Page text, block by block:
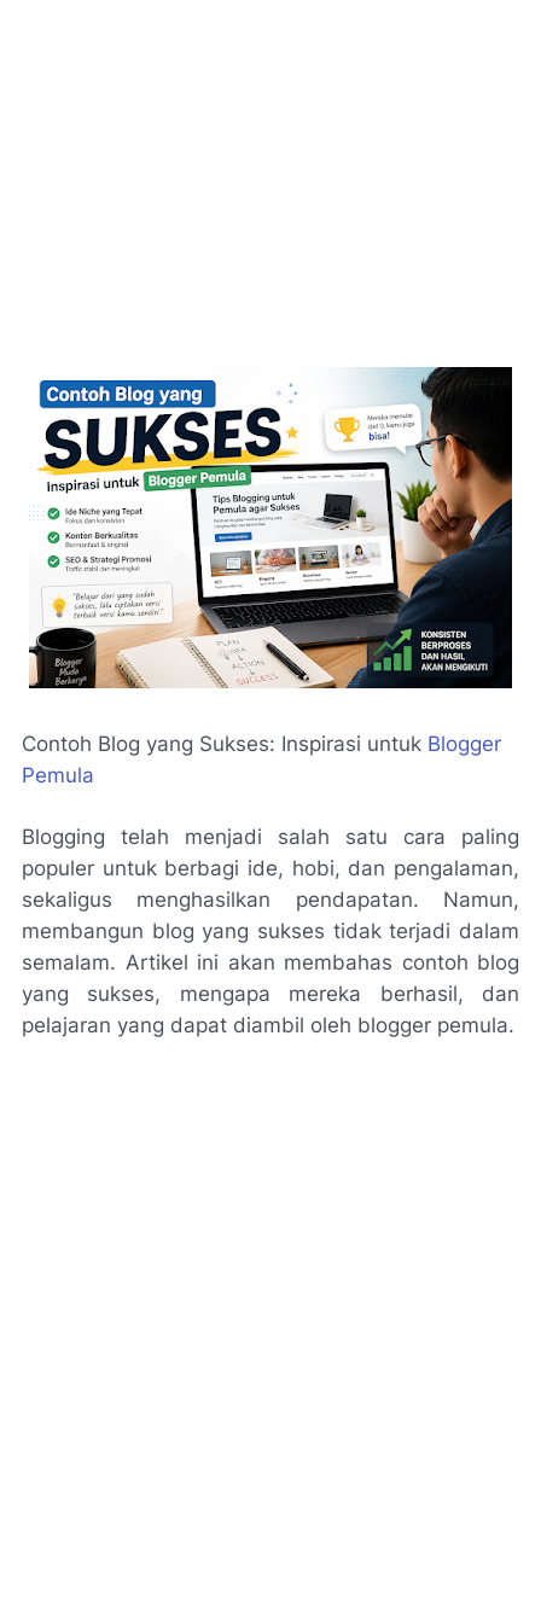
Contoh Blog yang Sukses: Inspirasi untuk Blogger
Pemula
Blogging telah menjadi salah satu cara paling
populer untuk berbagi ide, hobi, dan pengalaman,
sekaligus menghasilkan pendapatan. Namun,
membangun blog yang sukses tidak terjadi dalam
semalam. Artikel ini akan membahas contoh blog
yang sukses, mengapa mereka berhasil, dan
pelajaran yang dapat diambil oleh blogger pemula.